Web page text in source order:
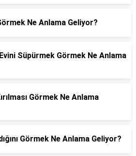
Ne Anlama Geliyor?
Evini Süpürmek Görmek Ne Anlama
Görmek Ne Anlama
Görmek Ne Anlama Geliyor?